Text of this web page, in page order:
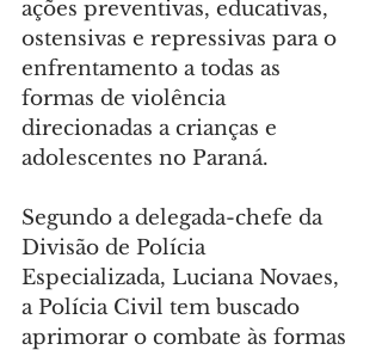
ações preventivas, educativas,
ostensivas e repressivas para o
enfrentamento a todas as
formas de violência
direcionadas a crianças e
adolescentes no Paraná.
Segundo a delegada-chefe da
Divisão de Polícia
Especializada, Luciana Novaes,
a Polícia Civil tem buscado
aprimorar o combate às formas